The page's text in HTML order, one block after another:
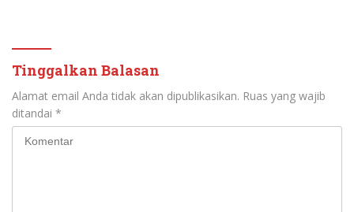
Tinggalkan Balasan
Alamat email Anda tidak akan dipublikasikan. Ruas yang wajib
ditandai *